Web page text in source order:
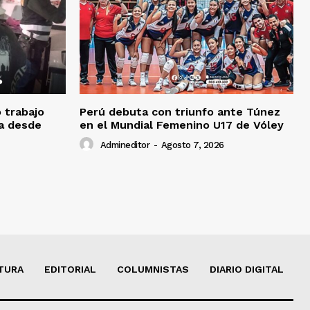
trabajo
desde
Perú debuta con triunfo ante Túnez
en el Mundial Femenino U17 de Vóley
Admineditor - Agosto 7, 2026
EDITORIAL COLUMNISTAS DIARIO DIGITAL